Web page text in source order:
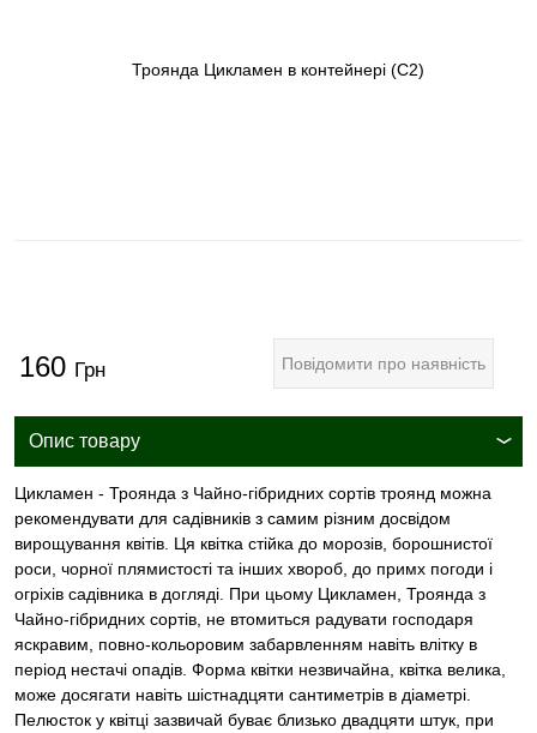
160 Грн Повідомити про наявність
Опис товару
Цикламен - Троянда з Чайно-гібридних сортів троянд можна
рекомендувати для садівників з самим різним досвідом
вирощування квітів. Ця квітка стійка до морозів, борошнистої
роси, чорної плямистості та інших хвороб, до примх погоди і
огріхів садівника в догляді. При цьому Цикламен, Троянда з
Чайно-гібридних сортів, не втомиться радувати господаря
яскравим, повно-кольоровим забарвленням навіть влітку в
період нестачі опадів. Форма квітки незвичайна, квітка велика,
може досягати навіть шістнадцяти сантиметрів в діаметрі.
Пелюсток у квітці зазвичай буває близько двадцяти штук, при